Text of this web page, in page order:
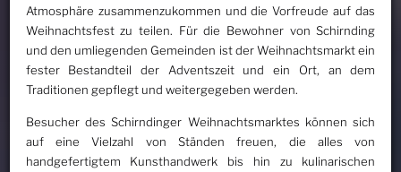
Atmosphäre zusammenzukommen und die Vorfreude auf das
Weihnachtsfest zu teilen. Für die Bewohner von Schirnding
und den umliegenden Gemeinden ist der Weihnachtsmarkt ein
fester Bestandteil der Adventszeit und ein Ort, an dem
Traditionen gepflegt und weitergegeben werden.
Besucher des Schirndinger Weihnachtsmarktes können sich
auf eine Vielzahl von Ständen freuen, die alles von
handgefertigtem Kunsthandwerk bis hin zu kulinarischen